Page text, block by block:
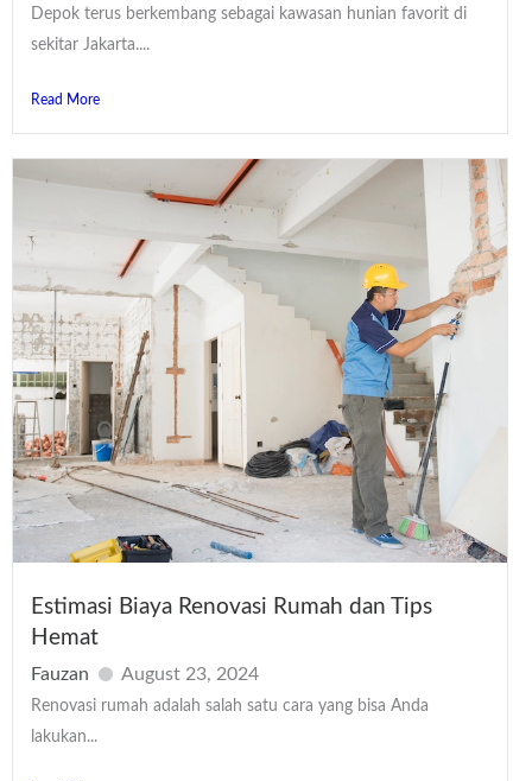
Depok terus berkembang sebagai kawasan hunian favorit di
sekitar Jakarta....
Read More
Estimasi Biaya Renovasi Rumah dan Tips
Hemat
Fauzan August 23, 2024
Renovasi rumah adalah salah satu cara yang bisa Anda
lakukan...